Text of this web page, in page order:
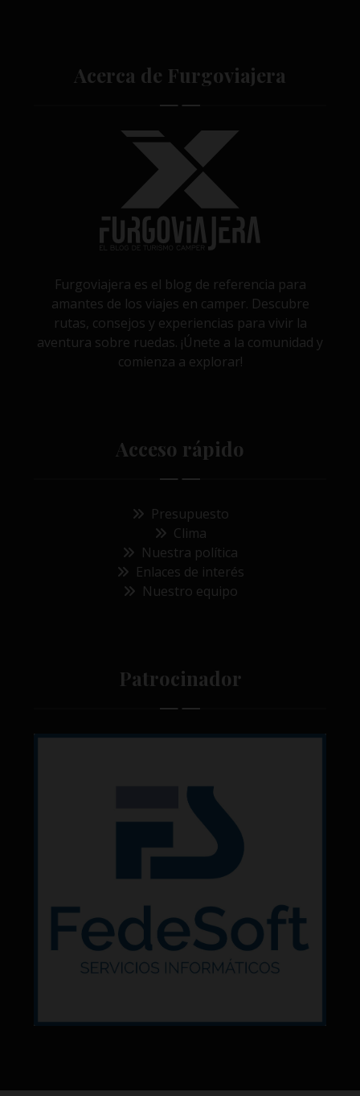
Acerca de Furgoviajera
Furgoviajera es el blog de referencia para
amantes de los viajes en camper. Descubre
rutas, consejos y experiencias para vivir la
aventura sobre ruedas. ¡Únete a la comunidad y
comienza a explorar!
Acceso rápido
Presupuesto
Clima
Nuestra política
Enlaces de interés
Nuestro equipo
Patrocinador